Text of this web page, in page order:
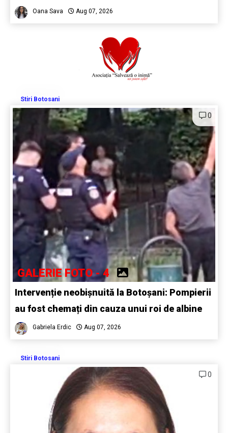
Oana Sava Aug 07, 2026
Stiri Botosani
0
GALERIE FOTO - 4
Intervenție neobișnuită la Botoșani: Pompierii
au fost chemați din cauza unui roi de albine
Gabriela Erdic Aug 07, 2026
Stiri Botosani
0